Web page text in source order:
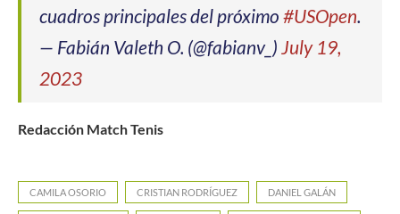
cuadros principales del próximo #USOpen.
— Fabián Valeth O. (@fabianv_) July 19,
2023
Redacción Match Tenis
CAMILA OSORIO CRISTIAN RODRÍGUEZ DANIEL GALÁN